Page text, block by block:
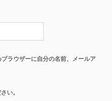
ラウザーに自分の名前、メールア
い。